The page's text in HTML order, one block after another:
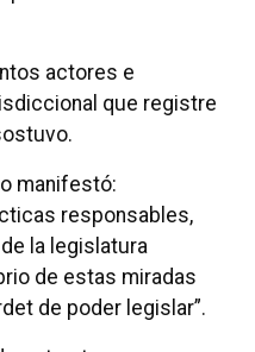
actores e
que registre
manifestó:
responsables,
la legislatura
de estas miradas
de poder legislar”.